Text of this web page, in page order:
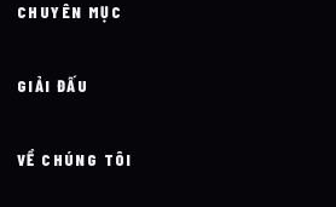
CHUYÊN MỤC
GIẢI ĐẤU
VỀ CHÚNG TÔI